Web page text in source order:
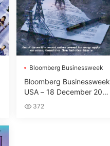
Bloomberg Businessweek
Bloomberg Businessweek
USA – 18 December 202
3 | Magazine PDF
372